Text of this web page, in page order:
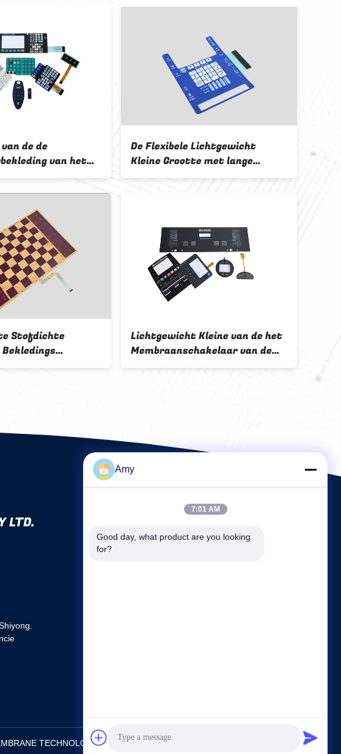
de de
van het
Lage uiterst
Weerstand
De Flexibele Lichtgewicht
Kleine Grootte met lange
levensuur van de
Stofdichte
en Kleine Grootte
Lichtgewicht Kleine van de het
Membraanschakelaar van de
Groottedouane Beter Met lange
LTD.
TECHNOLOGY LTD.. All Rights Reserved.
Amy
7:01 AM
Good day, what product are you looking
for?